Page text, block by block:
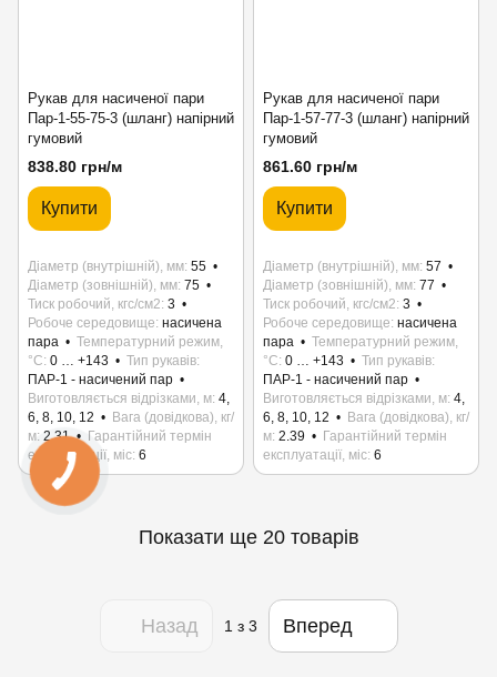
Рукав для насиченої пари
Пар-1-55-75-3 (шланг) напірний
гумовий
838.80 грн/м
Купити
Діаметр (внутрішній), мм 55
Діаметр (зовнішній), мм 75
Тиск робочий, кгс/см2 3
Робоче середовище насичена
пара
Температурний режим,
°C 0 … +143
Тип рукавів
ПАР-1 - насичений пар
Виготовляється відрізками, м 4,
6, 8, 10, 12
Вага (довідкова), кг/
м 2.31
Гарантійний термін
експлуатації, міс 6
Рукав для насиченої пари
Пар-1-57-77-3 (шланг) напірний
гумовий
861.60 грн/м
Купити
Діаметр (внутрішній), мм 57
Діаметр (зовнішній), мм 77
Тиск робочий, кгс/см2 3
Робоче середовище насичена
пара
Температурний режим,
°C 0 … +143
Тип рукавів
ПАР-1 - насичений пар
Виготовляється відрізками, м 4,
6, 8, 10, 12
Вага (довідкова), кг/
м 2.39
Гарантійний термін
експлуатації, міс 6
Показати ще 20 товарів
Назад 1 з 3 Вперед